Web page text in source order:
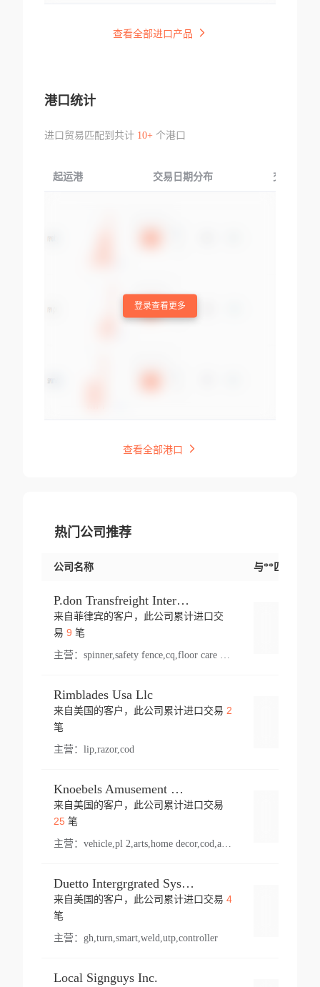
查看全部进口产品
港口统计
进口贸易匹配到共计 10+个港口
起运港 交易日期分布 交易产品
登录查看更多
查看全部港口
热门公司推荐
公司名称 与**匹配交易
P.don Transfreight International
来自菲律宾的客户，此公司累计进口交
易 9 笔
主营：
Rimblades Usa Llc
来自美国的客户，此公司累计进口交易 2
笔
主营： lip,razor,cod
Knoebels Amusement Resort
来自美国的客户，此公司累计进口交易
25笔
主营： vehicle,pl 2,arts,home decor,cod,amusement ride,sea
Duetto Intergrgrated Systems Inc.
来自美国的客户，此公司累计进口交易 4
笔
主营： gh,turn,smart,weld,utp,controller
Local Signguys Inc.